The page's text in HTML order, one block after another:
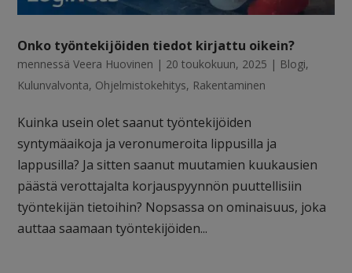
Onko työntekijöiden tiedot kirjattu oikein?
mennessäVeera Huovinen | 20 toukokuun, 2025 | Blogi,
Kulunvalvonta, Ohjelmistokehitys, Rakentaminen
Kuinka usein olet saanut työntekijöiden
syntymäaikoja ja veronumeroita lippusilla ja
lappusilla? Ja sitten saanut muutamien kuukausien
päästä verottajalta korjauspyynnön puuttellisiin
työntekijän tietoihin? Nopsassa on ominaisuus, joka
auttaa saamaan työntekijöiden...